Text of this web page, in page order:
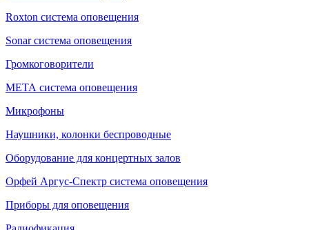
Roxton система оповещения
Sonar система оповещения
Громкоговорители
МЕТА система оповещения
Микрофоны
Наушники, колонки беспроводные
Оборудование для концертных залов
Орфей Аргус-Спектр система оповещения
Приборы для оповещения